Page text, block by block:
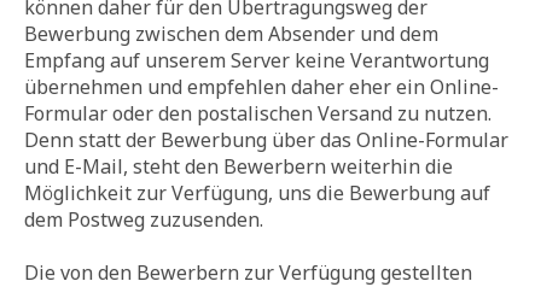
können daher für den Übertragungsweg der
Bewerbung zwischen dem Absender und dem
Empfang auf unserem Server keine Verantwortung
übernehmen und empfehlen daher eher ein Online-
Formular oder den postalischen Versand zu nutzen.
Denn statt der Bewerbung über das Online-Formular
und E-Mail, steht den Bewerbern weiterhin die
Möglichkeit zur Verfügung, uns die Bewerbung auf
dem Postweg zuzusenden.
Die von den Bewerbern zur Verfügung gestellten